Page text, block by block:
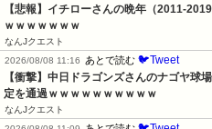
【悲報】イチローさんの晩年（2011-
ｗｗｗｗｗｗｗ
なんJクエスト
2026/08/08 11:16
あとで読む 🐦Tweet
【衝撃】中日ドラゴンズさんのナゴヤ球
定を通過ｗｗｗｗｗｗｗｗｗｗ
なんJクエスト